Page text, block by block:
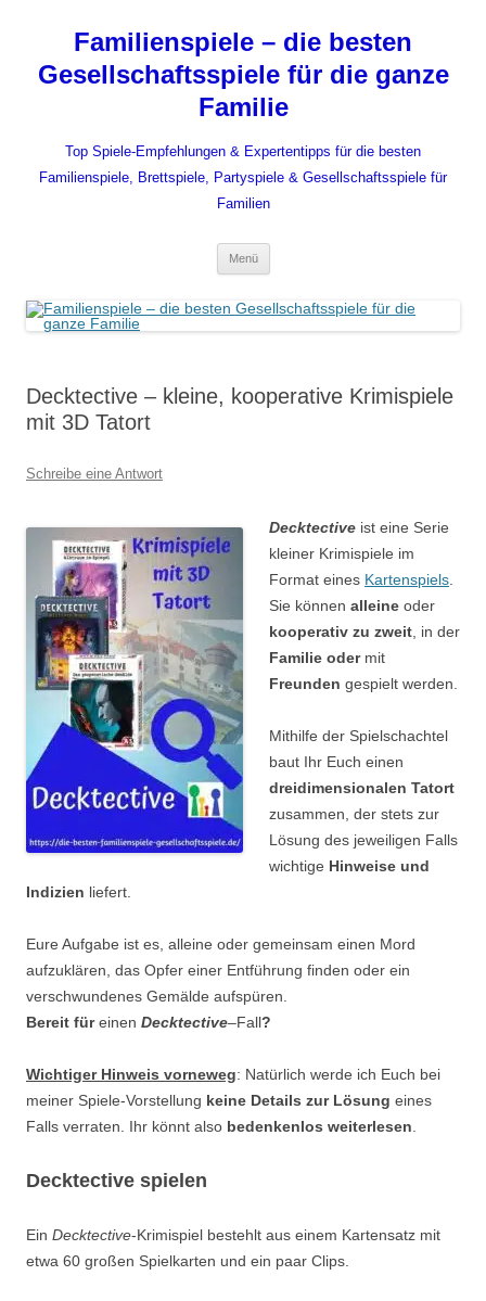
springenFamilienspiele – die besten
Gesellschaftsspiele für die ganze
Familie
Top Spiele-Empfehlungen & Expertentipps für die besten
Familienspiele, Brettspiele, Partyspiele & Gesellschaftsspiele für
Familien
Menü
Decktective – kleine, kooperative Krimispiele
mit 3D Tatort
Schreibe eine Antwort
Decktective ist eine Serie
kleiner Krimispiele im
Format eines Kartenspiels
Sie können alleine oder
kooperativ zu zweit , in der
Familie odermit
Freunden gespielt werden.
Mithilfe der Spielschachtel
baut Ihr Euch einen
dreidimensionalen Tatort
zusammen, der stets zur
Lösung des jeweiligen Falls
wichtige Hinweise und
Indizien liefert.
Eure Aufgabe ist es, alleine oder gemeinsam einen Mord
aufzuklären, das Opfer einer Entführung finden oder ein
verschwundenes Gemälde aufspüren.
Bereit füreinen Decktective–Fall?
Wichtiger Hinweis vorneweg: Natürlich werde ich Euch bei
meiner Spiele-Vorstellung keine Details zur Lösung eines
Falls verraten. Ihr könnt also bedenkenlos weiterlesen
Decktective spielen
Ein Decktective-Krimispiel bestehlt aus einem Kartensatz mit
etwa 60 großen Spielkarten und ein paar Clips.